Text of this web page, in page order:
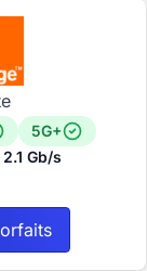
5G+
2.1 Gb/s